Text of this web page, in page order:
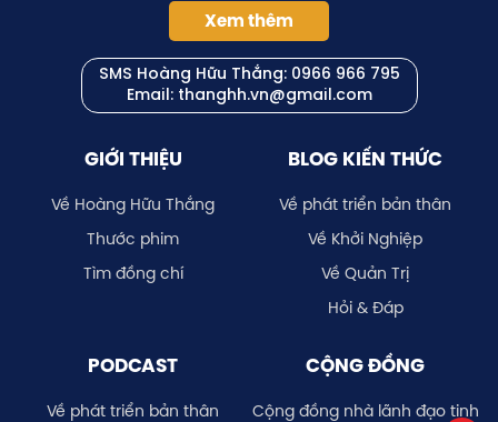
Xem thêm
SMS Hoàng Hữu Thắng: 0966 966 795
Email: thanghh.vn@gmail.com
GIỚI THIỆU
Về Hoàng Hữu Thắng
Thước phim
Tìm đồng chí
BLOG KIẾN THỨC
Về phát triển bản thân
Về Khởi Nghiệp
Về Quản Trị
Hỏi & Đáp
PODCAST
Về phát triển bản thân
CỘNG ĐỒNG
Cộng đồng nhà lãnh đạo tinh